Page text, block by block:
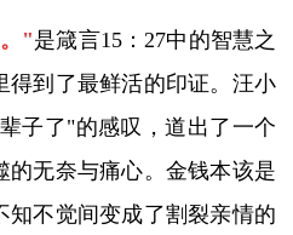
"是箴言15：27中的智慧之
得到了最鲜活的印证。汪小
子了"的感叹，道出了一个
的无奈与痛心。金钱本该是
知不觉间变成了割裂亲情的